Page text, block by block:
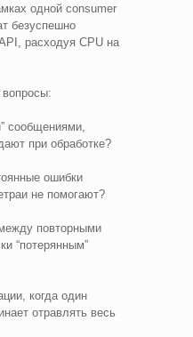
одной consumer
безуспешно
расходуя CPU на
сообщениями,
при обработке?
ошибки
не помогают?
повторными
“потерянным”
когда один
отравлять весь